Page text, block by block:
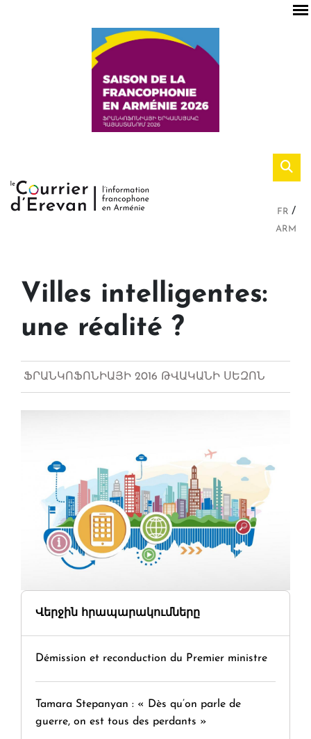
FR
ARM
Villes intelligentes:
une réalité ?
ՖՐԱՆԿՈՖՈՆԻԱՅԻ 2016 ԹՎԱԿԱՆԻ ՍԵԶՈՆ
Վերջին հրապարակումները
Démission et reconduction du Premier ministre
Tamara Stepanyan : « Dès qu’on parle de
guerre, on est tous des perdants »